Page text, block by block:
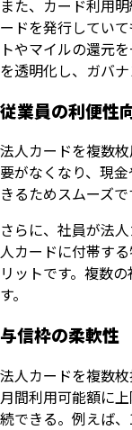
また、カード利用
ードを発行してい
トやマイルの還元
を透明化し、ガバ
従業員の利便性
法人カードを複数
要がなくなり、現
きるためスムーズ
さらに、社員が法
人カードに付帯す
リットです。複数
す。
与信枠の柔軟性
法人カードを複数
月間利用可能額に
続できる。例えば